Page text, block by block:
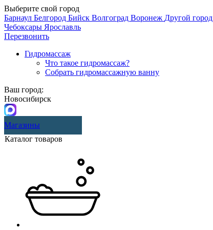
Выберите свой город
Барнаул Белгород Бийск Волгоград Воронеж Другой город
Чебоксары Ярославль
Перезвонить
Гидромассаж
Что такое гидромассаж?
Собрать гидромассажную ванну
Ваш город:
Новосибирск
Магазины
Каталог товаров